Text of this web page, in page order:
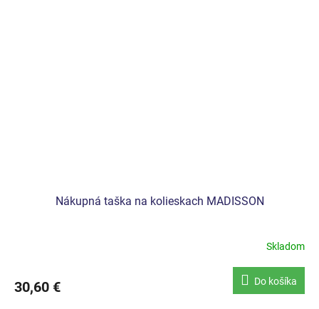
Nákupná taška na kolieskach MADISSON
Skladom
30,60 € Do košíka